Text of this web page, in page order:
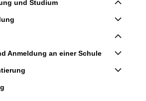
und Studium
Anmeldung an einer Schule